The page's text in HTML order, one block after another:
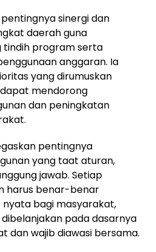
sinergi dan
daerah guna
tindih program serta
anggaran. Ia
yang dirumuskan
dapat mendorong
dan peningkatan
pentingnya
yang taat aturan,
jawab. Setiap
harus benar-benar
bagi masyarakat,
pada dasarnya
dan wajib diawasi bersama.